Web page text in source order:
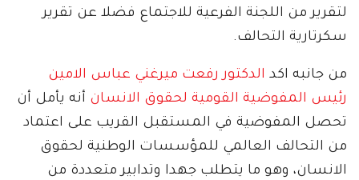
لتقرير من اللجنة الفرعية للاجتماع فضلا عن تقرير
سكرتارية التحالف.
من جانبه اكد الدكتور رفعت ميرغني عباس الامين
رئيس المفوضية القومية لحقوق الانسان أنه يأمل أن
تحصل المفوضية في المستقبل القريب على اعتماد
من التحالف العالمي للمؤسسات الوطنية لحقوق
الانسان، وهو ما يتطلب جهدا وتدابير متعددة من